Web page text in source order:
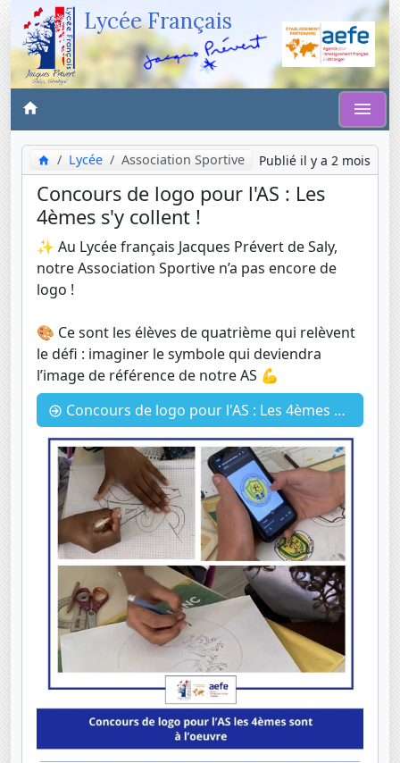
Lycée Français
Lycée Association Sportive Publié il y a 2 mois
Concours de logo pour l'AS : Les
4èmes s'y collent !
✨ Au Lycée français Jacques Prévert de Saly,
notre Association Sportive n’a pas encore de
logo !
🎨 Ce sont les élèves de quatrième qui relèvent
le défi : imaginer le symbole qui deviendra
l’image de référence de notre AS 💪
Concours de logo pour l'AS : Les 4èmes s'y collent !